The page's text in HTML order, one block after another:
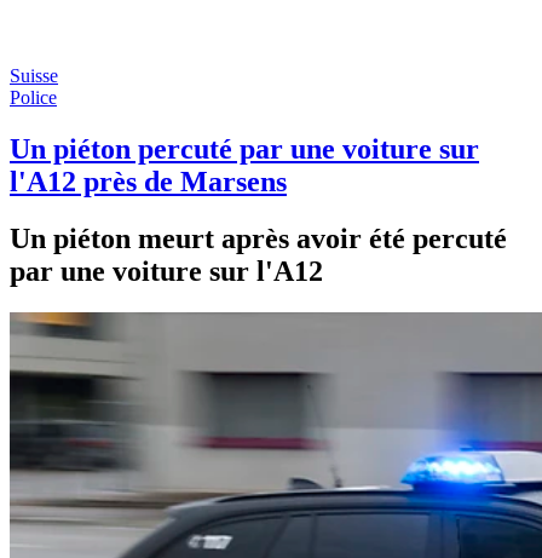
Suisse
Police
Un piéton percuté par une voiture sur
l'A12 près de Marsens
Un piéton meurt après avoir été percuté
par une voiture sur l'A12